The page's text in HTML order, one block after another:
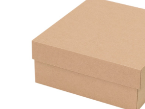
140 x 140 x 70 mm
Материал:коричневая микрогофра
Толщина:1.5 mm
Tовар можно получить в пункте выдачи.
Цена за 1 штуку